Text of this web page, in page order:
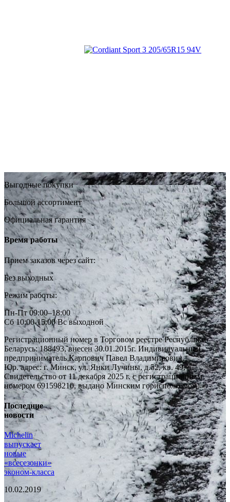
Выгодные покупки
Большой ассортимент
Официальная гарантия
Время работы
Прием заказов через сайт:
Без выходных
Режим работы:
Пн-Пт 09:00–18:00
Сб 10:00-15:00 Вс выходной
Регистрационный номер в Торговом реестре Республики
Беларусь: 188493, внесен 30.01.2015г. Индивидуальный
предприниматель Карпович Павел Владимирович.
Юр. адрес: г. Минск, ул. Янки Лучины, д.52, кв. 49,
Свидетельство от 11 декабря 2025 г. с регистрационным
номером 691598210, выдано Минским горисполкомом.
Последние
новости
Michelin
выпускает
новые
«всесезонки»
эконом-класса
10.02.2019